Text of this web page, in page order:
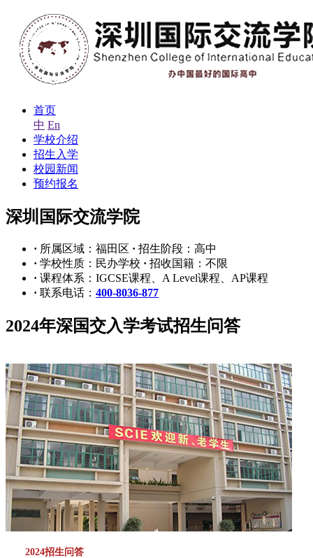
首页
中 En
学校介绍
招生入学
校园新闻
预约报名
深圳国际交流学院
· 所属区域：福田区 · 招生阶段：高中
· 学校性质：民办学校 · 招收国籍：不限
· 课程体系：IGCSE课程、A Level课程、AP课程
· 联系电话： 400-8036-877
2024年深国交入学考试招生问答
2024招生问答